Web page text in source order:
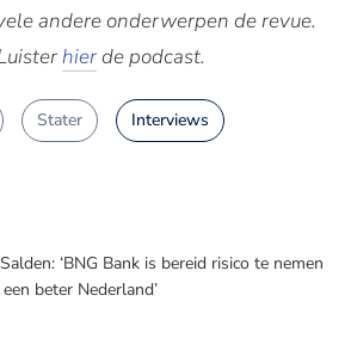
andere onderwerpen de revue.
hierde podcast.
Stater Interviews
‘BNG Bank is bereid risico te nemen
beter Nederland’